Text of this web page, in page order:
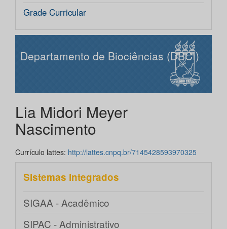
Grade Curricular
Departamento de Biociências (DBCI)
Lia Midori Meyer
Nascimento
Currículo lattes: http://lattes.cnpq.br/7145428593970325
Sistemas integrados
SIGAA - Acadêmico
SIPAC - Administrativo